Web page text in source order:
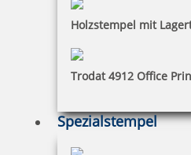
Holzstempel mit
Trodat 4912 Office
Spezialstempel